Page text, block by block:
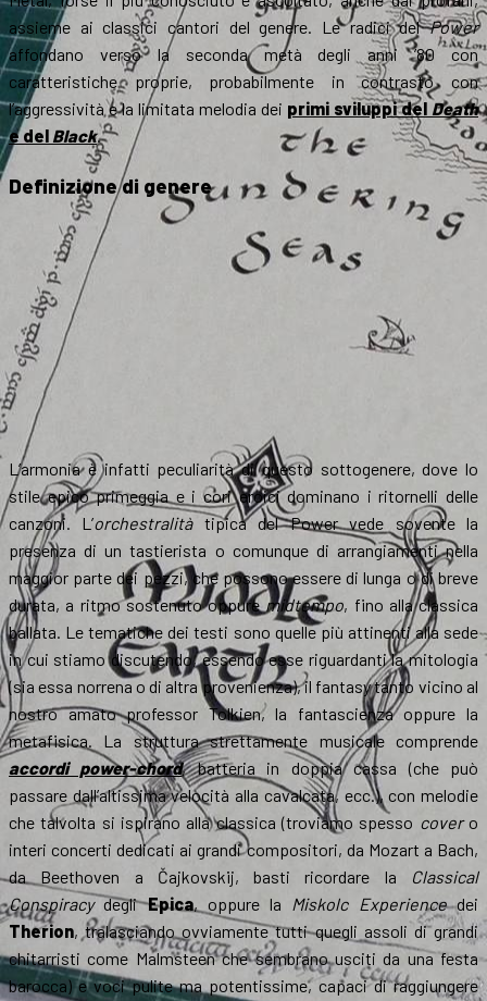
assieme ai classici cantori del genere. Le radici delPower
affondano verso la seconda metà degli anni ’80 con
caratteristiche proprie, probabilmente in contrasto con
l’aggressività e la limitata melodia dei primi sviluppi del Death
e del Black.
Definizione di genere
L’armonia è infatti peculiarità di questo sottogenere, dove lo
stile epico primeggia e i cori eroici dominano i ritornelli delle
canzoni. L’orchestralitàtipica del Power vede sovente la
presenza di un tastierista o comunque di arrangiamenti nella
maggior parte dei pezzi, che possono essere di lunga o di breve
durata, a ritmo sostenuto oppure midtempo, fino alla classica
ballata. Le tematiche dei testi sono quelle più attinenti alla sede
in cui stiamo discutendo, essendo esse riguardanti la mitologia
(sia essa norrena o di altra provenienza), il fantasy tanto vicino al
nostro amato professor Tolkien, la fantascienza oppure la
metafisica. La struttura strettamente musicale comprende
accordi power-chord, batteria in doppia cassa (che può
passare dall’altissima velocità alla cavalcata, ecc.), con melodie
che talvolta si ispirano alla classica (troviamo spesso covero
interi concerti dedicati ai grandi compositori, da Mozart a Bach,
da Beethoven a Čajkovskij, basti ricordare la
Classical
ConspiracydegliEpica, oppure la Miskolc Experiencedei
Therion, tralasciando ovviamente tutti quegli assoli di grandi
chitarristi come Malmsteen che sembrano usciti da una festa
barocca) e voci pulite ma potentissime, capaci di raggiungere